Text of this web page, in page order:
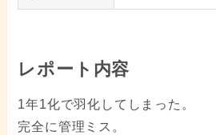
レポート内容
1年1化で羽化してしまった。
完全に管理ミス。